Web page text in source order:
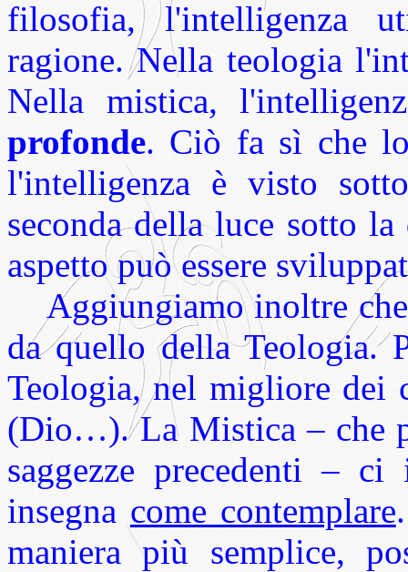
filosofia, l'intelligenza
ragione. Nella teologia
Nella mistica,
profonde. Ciò fa sì che lo
l'intelligenza è visto
seconda della luce sotto
aspetto può essere
Aggiungiamo inoltre
da quello della Teologia.
Teologia, nel migliore dei
(Dio…). La Mistica – che
saggezze precedenti –
insegna come contemplare
maniera più semplice,